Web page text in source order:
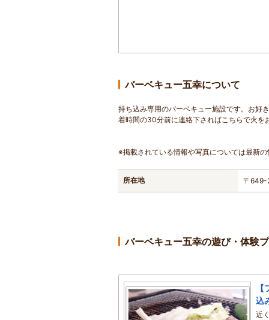
バーベキュー五幸について
持ち込み専用のバーベキュー施設です。お好
着時間の30分前に連絡下さればこちらで火を
※掲載されている情報や写真については最新
所在地 〒649-
バーベキュー五幸の遊び・体験
込
近